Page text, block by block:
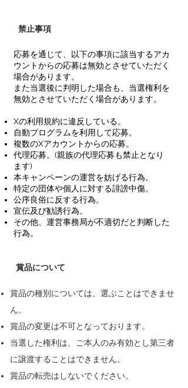
禁止事項
応募を通じて、以下の事項に該当するアカ
ウントからの応募は無効とさせていただく
場合があります。
また当選後に判明した場合も、当選権利を
無効とさせていただく場合があります。
Xの利用規約に違反している。
自動プログラムを利用して応募。
複数のXアカウントからの応募。
代理応募。(親族の代理応募も禁止となり
ます)
本キャンペーンの運営を妨げる行為。
特定の団体や個人に対する誹謗中傷。
公序良俗に反する行為。
宣伝及び勧誘行為。
その他、運営事務局が不適切だと判断した
行為。
賞品について
賞品の種別については、選ぶことはできませ
ん。
賞品の変更は不可となっております。
当選した権利は、ご本人のみ有効とし第三者
に譲渡することはできません。
賞品の転売はしないでください。